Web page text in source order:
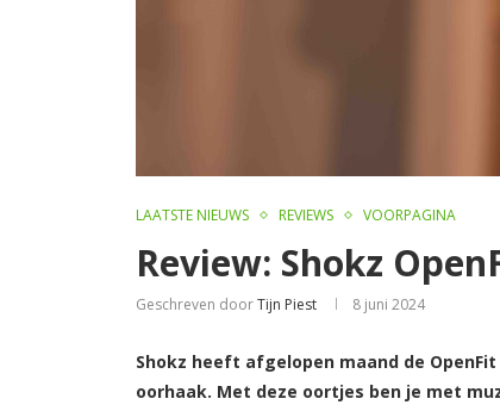
LAATSTE NIEUWS REVIEWS VOORPAGINA
Review: Shokz
Geschreven doorTijn Piest 8 juni 2024
Shokz heeft afgelopen maand de
oorhaak. Met deze oortjes ben je met